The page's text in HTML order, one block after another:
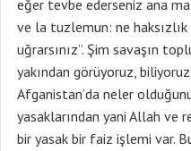
eğer tevbe ederseniz ana
ve la tuzlemun: ne
uğrarsınız”. Şim savaşın
yakından görüyoruz,
Afganistan’da neler
yasaklarından yani Allah ve
bir yasak bir faiz işlemi var.